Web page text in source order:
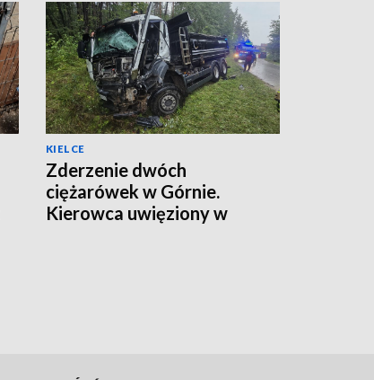
KIELCE
Zderzenie dwóch
ciężarówek w Górnie.
Kierowca uwięziony w